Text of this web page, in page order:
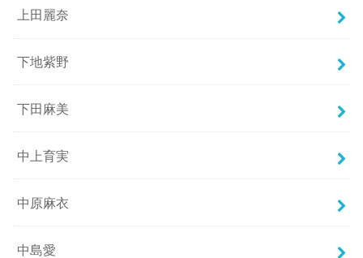
上田麗奈
下地紫野
下田麻美
中上育実
中原麻衣
中島愛